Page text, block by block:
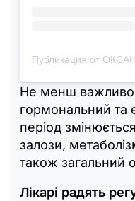
Не менш важливо
гормональний та
період
залози,
також загальний
Лікарі радять